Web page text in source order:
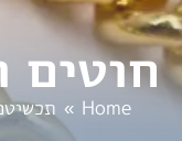
חוטים
You are here:
Home